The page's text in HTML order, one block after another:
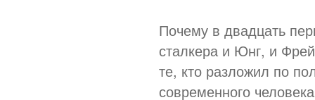
Почему в двадцать
сталкера и Юнг, и
те, кто разложил по
современного